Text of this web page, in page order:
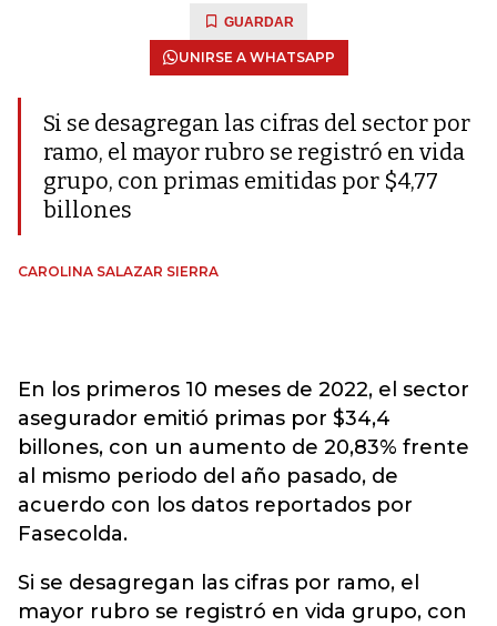
GUARDAR
UNIRSE A WHATSAPP
Si se desagregan las cifras del sector por
ramo, el mayor rubro se registró en vida
grupo, con primas emitidas por $4,77
billones
CAROLINA SALAZAR SIERRA
En los primeros 10 meses de 2022, el sector
asegurador emitió primas por $34,4
billones, con un aumento de 20,83% frente
al mismo periodo del año pasado, de
acuerdo con los datos reportados por
Fasecolda.
Si se desagregan las cifras por ramo, el
mayor rubro se registró en vida grupo, con